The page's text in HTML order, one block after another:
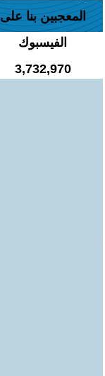
المعجبين بنا على
الفيسبوك
3,732,970